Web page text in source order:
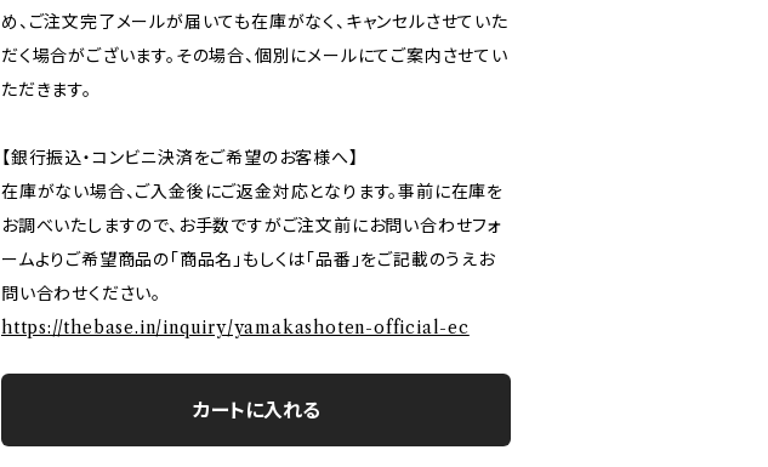
め、ご注文完了メールが届いても在庫がなく、キャンセルさせていた
だく場合がございます。その場合、個別にメールにてご案内させてい
ただきます。
【銀行振込・コンビニ決済をご希望のお客様へ】
在庫がない場合、ご入金後にご返金対応となります。事前に在庫を
お調べいたしますので、お手数ですがご注文前にお問い合わせフォ
ームよりご希望商品の「商品名」もしくは「品番」をご記載のうえお
問い合わせください。
https://thebase.in/inquiry/yamakashoten-official-ec
カートに入れる